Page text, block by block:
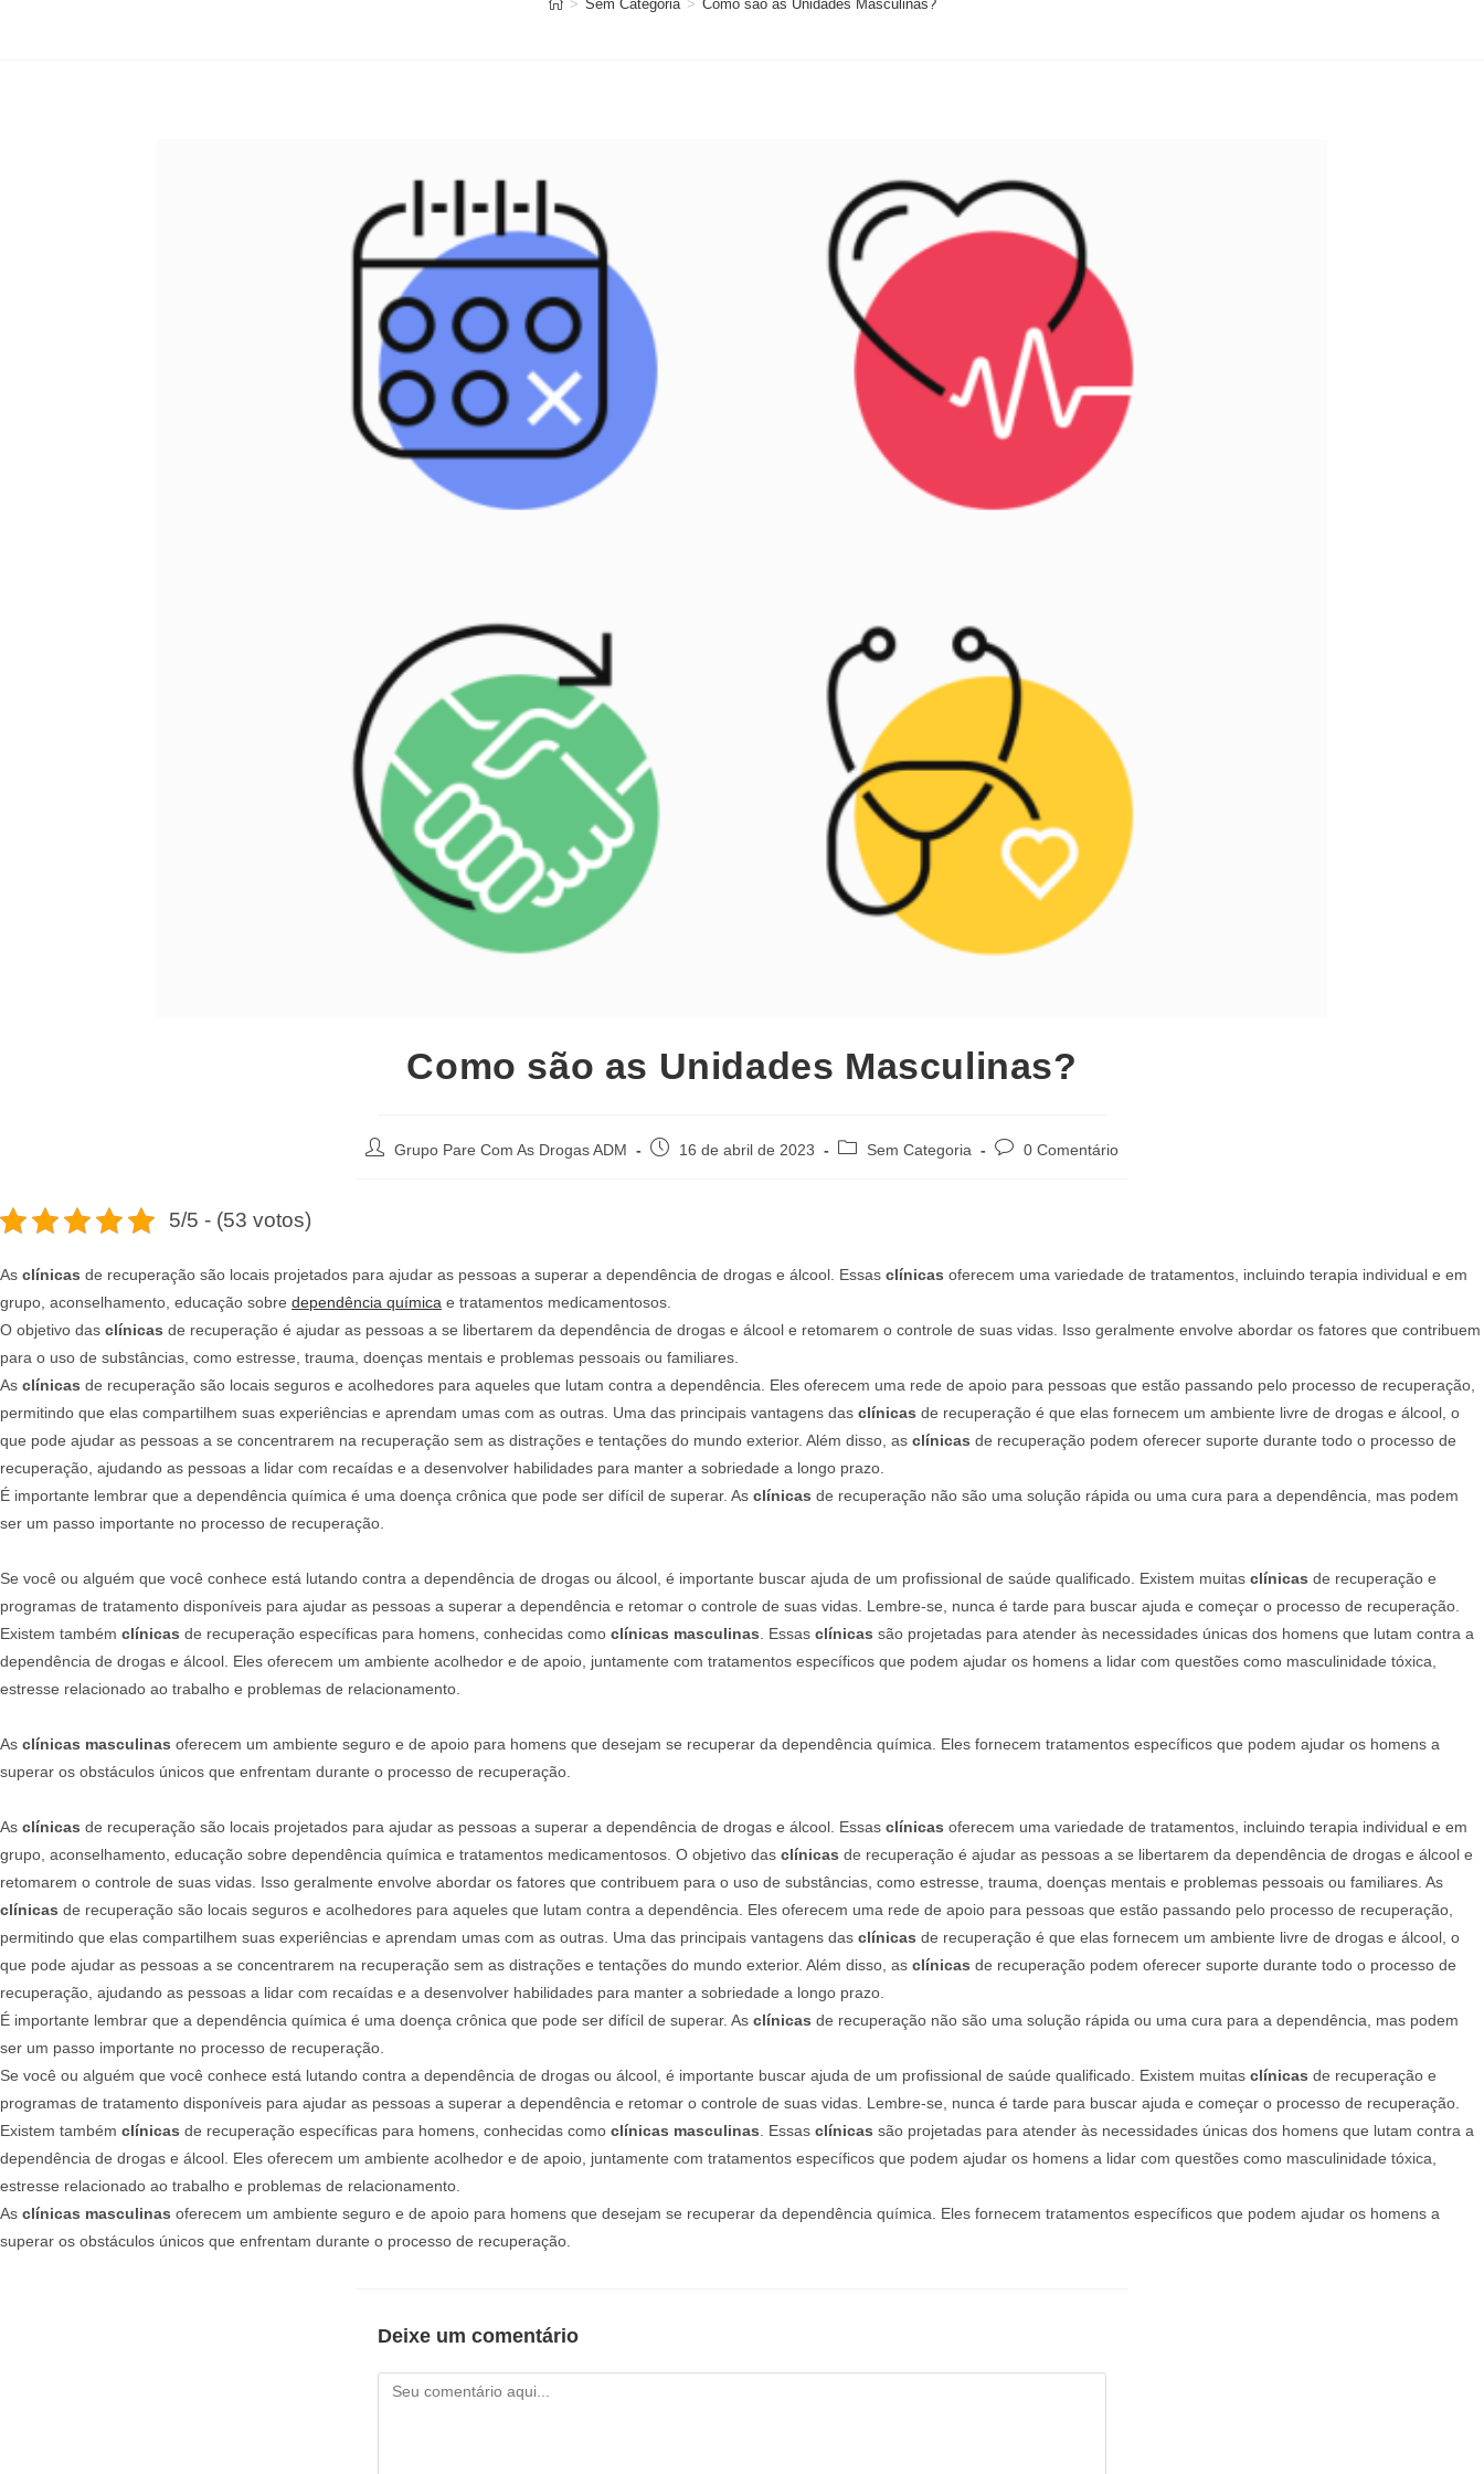
> Sem Categoria > Como são as Unidades Masculinas?
Como são as Unidades Masculinas?
AutorGrupo Pare Com As Drogas ADM
Post 16 de abril de 2023
Categoria
Sem Categoria
Comentários
0 Comentário
5/5 - (53 votos)
As clínicas de recuperação são locais projetados para ajudar as pessoas a superar a dependência de drogas e álcool. Essas clínicas oferecem uma variedade de tratamentos, incluindo terapia individual e em
grupo, aconselhamento, educação sobre dependência química e tratamentos medicamentosos.
O objetivo das clínicas de recuperação é ajudar as pessoas a se libertarem da dependência de drogas e álcool e retomarem o controle de suas vidas. Isso geralmente envolve abordar os fatores que contribuem
para o uso de substâncias, como estresse, trauma, doenças mentais e problemas pessoais ou familiares.
As clínicas de recuperação são locais seguros e acolhedores para aqueles que lutam contra a dependência. Eles oferecem uma rede de apoio para pessoas que estão passando pelo processo de recuperação,
permitindo que elas compartilhem suas experiências e aprendam umas com as outras. Uma das principais vantagens das clínicas de recuperação é que elas fornecem um ambiente livre de drogas e álcool, o
que pode ajudar as pessoas a se concentrarem na recuperação sem as distrações e tentações do mundo exterior. Além disso, as clínicas de recuperação podem oferecer suporte durante todo o processo de
recuperação, ajudando as pessoas a lidar com recaídas e a desenvolver habilidades para manter a sobriedade a longo prazo.
É importante lembrar que a dependência química é uma doença crônica que pode ser difícil de superar. As clínicas de recuperação não são uma solução rápida ou uma cura para a dependência, mas podem
ser um passo importante no processo de recuperação.
Se você ou alguém que você conhece está lutando contra a dependência de drogas ou álcool, é importante buscar ajuda de um profissional de saúde qualificado. Existem muitas clínicas de recuperação e
programas de tratamento disponíveis para ajudar as pessoas a superar a dependência e retomar o controle de suas vidas. Lembre-se, nunca é tarde para buscar ajuda e começar o processo de recuperação.
Existem também clínicas de recuperação específicas para homens, conhecidas como clínicas masculinas. Essas clínicas são projetadas para atender às necessidades únicas dos homens que lutam contra a
dependência de drogas e álcool. Eles oferecem um ambiente acolhedor e de apoio, juntamente com tratamentos específicos que podem ajudar os homens a lidar com questões como masculinidade tóxica,
estresse relacionado ao trabalho e problemas de relacionamento.
As clínicas masculinas oferecem um ambiente seguro e de apoio para homens que desejam se recuperar da dependência química. Eles fornecem tratamentos específicos que podem ajudar os homens a
superar os obstáculos únicos que enfrentam durante o processo de recuperação.
As clínicas de recuperação são locais projetados para ajudar as pessoas a superar a dependência de drogas e álcool. Essas clínicas oferecem uma variedade de tratamentos, incluindo terapia individual e em
grupo, aconselhamento, educação sobre dependência química e tratamentos medicamentosos. O objetivo das clínicas de recuperação é ajudar as pessoas a se libertarem da dependência de drogas e álcool e
retomarem o controle de suas vidas. Isso geralmente envolve abordar os fatores que contribuem para o uso de substâncias, como estresse, trauma, doenças mentais e problemas pessoais ou familiares. As
clínicas de recuperação são locais seguros e acolhedores para aqueles que lutam contra a dependência. Eles oferecem uma rede de apoio para pessoas que estão passando pelo processo de recuperação,
permitindo que elas compartilhem suas experiências e aprendam umas com as outras. Uma das principais vantagens das clínicas de recuperação é que elas fornecem um ambiente livre de drogas e álcool, o
que pode ajudar as pessoas a se concentrarem na recuperação sem as distrações e tentações do mundo exterior. Além disso, as clínicas de recuperação podem oferecer suporte durante todo o processo de
recuperação, ajudando as pessoas a lidar com recaídas e a desenvolver habilidades para manter a sobriedade a longo prazo.
É importante lembrar que a dependência química é uma doença crônica que pode ser difícil de superar. As clínicas de recuperação não são uma solução rápida ou uma cura para a dependência, mas podem
ser um passo importante no processo de recuperação.
Se você ou alguém que você conhece está lutando contra a dependência de drogas ou álcool, é importante buscar ajuda de um profissional de saúde qualificado. Existem muitas clínicas de recuperação e
programas de tratamento disponíveis para ajudar as pessoas a superar a dependência e retomar o controle de suas vidas. Lembre-se, nunca é tarde para buscar ajuda e começar o processo de recuperação.
Existem também clínicas de recuperação específicas para homens, conhecidas como clínicas masculinas. Essas clínicas são projetadas para atender às necessidades únicas dos homens que lutam contra a
dependência de drogas e álcool. Eles oferecem um ambiente acolhedor e de apoio, juntamente com tratamentos específicos que podem ajudar os homens a lidar com questões como masculinidade tóxica,
estresse relacionado ao trabalho e problemas de relacionamento.
As clínicas masculinas oferecem um ambiente seguro e de apoio para homens que desejam se recuperar da dependência química. Eles fornecem tratamentos específicos que podem ajudar os homens a
superar os obstáculos únicos que enfrentam durante o processo de recuperação.
Deixe um comentário
Comentário